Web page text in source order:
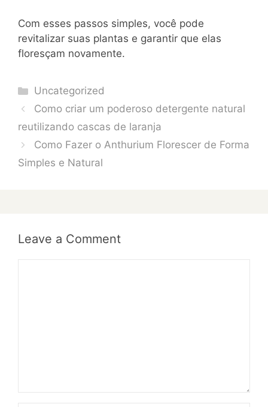
Com esses passos simples, você pode
revitalizar suas plantas e garantir que elas
floresçam novamente.
Categories
Uncategorized
Como criar um poderoso detergente natural
reutilizando cascas de laranja
Como Fazer o Anthurium Florescer de Forma
Simples e Natural
Leave a Comment